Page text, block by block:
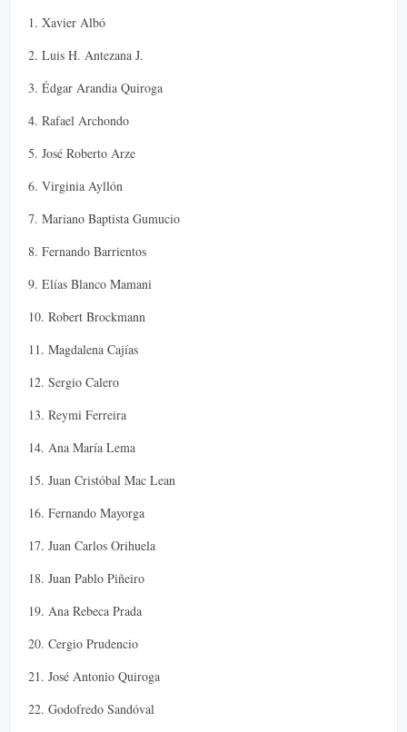
1. Xavier Albó
2. Luis H. Antezana J.
3. Édgar Arandia Quiroga
4. Rafael Archondo
5. José Roberto Arze
6. Virginia Ayllón
7. Mariano Baptista Gumucio
8. Fernando Barrientos
9. Elías Blanco Mamani
10. Robert Brockmann
11. Magdalena Cajías
12. Sergio Calero
13. Reymi Ferreira
14. Ana María Lema
15. Juan Cristóbal Mac Lean
16. Fernando Mayorga
17. Juan Carlos Orihuela
18. Juan Pablo Piñeiro
19. Ana Rebeca Prada
20. Cergio Prudencio
21. José Antonio Quiroga
22. Godofredo Sandóval